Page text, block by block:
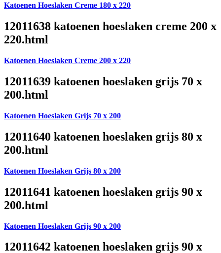
Katoenen Hoeslaken Creme 180 x 220
12011638 katoenen hoeslaken creme 200 x
220.html
Katoenen Hoeslaken Creme 200 x 220
12011639 katoenen hoeslaken grijs 70 x
200.html
Katoenen Hoeslaken Grijs 70 x 200
12011640 katoenen hoeslaken grijs 80 x
200.html
Katoenen Hoeslaken Grijs 80 x 200
12011641 katoenen hoeslaken grijs 90 x
200.html
Katoenen Hoeslaken Grijs 90 x 200
12011642 katoenen hoeslaken grijs 90 x